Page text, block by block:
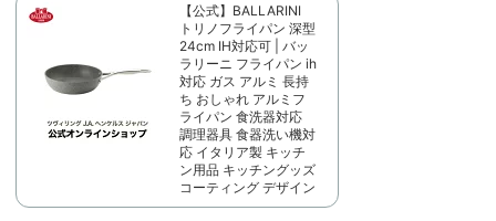
【公式】BALLARINI
トリノフライパン 深型
24cm IH対応可 | バッ
ラリーニ フライパン ih
対応 ガス アルミ 長持
ち おしゃれ アルミフ
ライパン 食洗器対応
調理器具 食器洗い機対
応 イタリア製 キッチ
ン用品 キッチングッズ
コーティング デザイン